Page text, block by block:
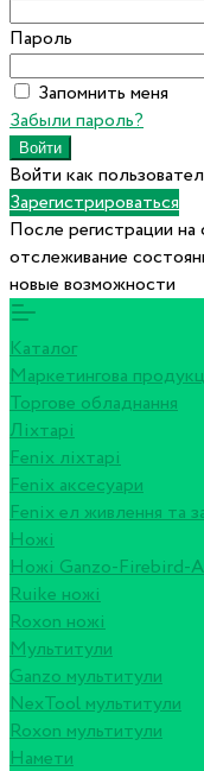
Пароль
Запомнить меня
Забыли пароль?
Войти как
Зарегистрироваться
После регистрации
отслеживание
новые возможности
Каталог
Маркетингова
Торгове обладнання
Ліхтарі
Fenix ліхтарі
Fenix аксесуари
Fenix ел живлення та
Ножі
Ножі Ganzo-Firebird-
Ruike ножі
Roxon ножi
Мультитули
Ganzo мультитули
NexTool мультитули
Roxon мультитули
Намети